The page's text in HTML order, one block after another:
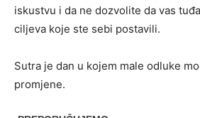
iskustvu i da ne dozvolite da vas
ciljeva koje ste sebi postavili.
Sutra je dan u kojem male odluke
promjene.